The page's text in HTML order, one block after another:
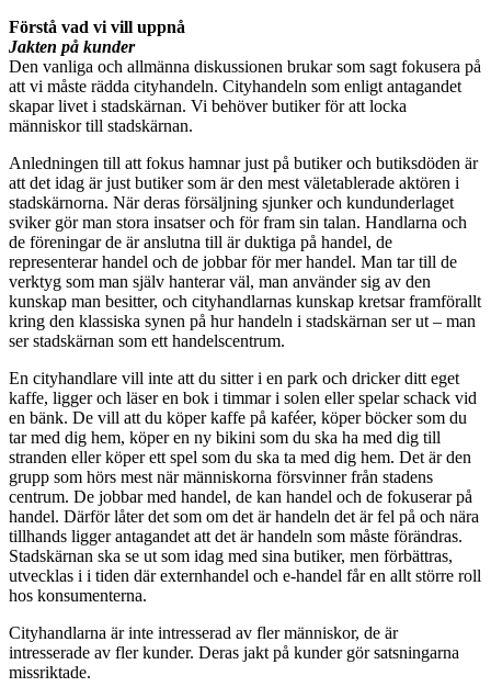
Förstå vad vi vill uppnå
Jakten på kunder
Den vanliga och allmänna diskussionen brukar som sagt fokusera på
att vi måste rädda cityhandeln. Cityhandeln som enligt antagandet
skapar livet i stadskärnan. Vi behöver butiker för att locka
människor till stadskärnan.
Anledningen till att fokus hamnar just på butiker och butiksdöden är
att det idag är just butiker som är den mest väletablerade aktören i
stadskärnorna. När deras försäljning sjunker och kundunderlaget
sviker gör man stora insatser och för fram sin talan. Handlarna och
de föreningar de är anslutna till är duktiga på handel, de
representerar handel och de jobbar för mer handel. Man tar till de
verktyg som man själv hanterar väl, man använder sig av den
kunskap man besitter, och cityhandlarnas kunskap kretsar framförallt
kring den klassiska synen på hur handeln i stadskärnan ser ut – man
ser stadskärnan som ett handelscentrum.
En cityhandlare vill inte att du sitter i en park och dricker ditt eget
kaffe, ligger och läser en bok i timmar i solen eller spelar schack vid
en bänk. De vill att du köper kaffe på kaféer, köper böcker som du
tar med dig hem, köper en ny bikini som du ska ha med dig till
stranden eller köper ett spel som du ska ta med dig hem. Det är den
grupp som hörs mest när människorna försvinner från stadens
centrum. De jobbar med handel, de kan handel och de fokuserar på
handel. Därför låter det som om det är handeln det är fel på och nära
tillhands ligger antagandet att det är handeln som måste förändras.
Stadskärnan ska se ut som idag med sina butiker, men förbättras,
utvecklas i i tiden där externhandel och e-handel får en allt större roll
hos konsumenterna.
Cityhandlarna är inte intresserad av fler människor, de är
intresserade av fler kunder. Deras jakt på kunder gör satsningarna
missriktade.